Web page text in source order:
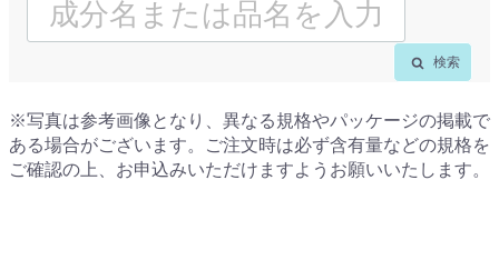
検索
※写真は参考画像となり、異なる規格やパッケージの掲載で
ある場合がございます。ご注文時は必ず含有量などの規格を
ご確認の上、お申込みいただけますようお願いいたします。